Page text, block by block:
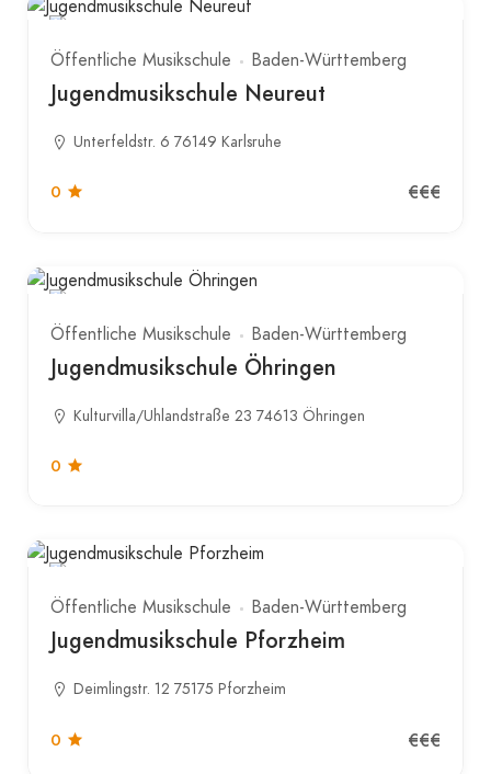
Öffentliche Musikschule Baden-Württemberg
Jugendmusikschule Neureut
Unterfeldstr. 6 76149 Karlsruhe
0 €€€
Öffentliche Musikschule Baden-Württemberg
Jugendmusikschule Öhringen
Kulturvilla/Uhlandstraße 23 74613 Öhringen
0
Öffentliche Musikschule Baden-Württemberg
Jugendmusikschule Pforzheim
Deimlingstr. 12 75175 Pforzheim
0 €€€